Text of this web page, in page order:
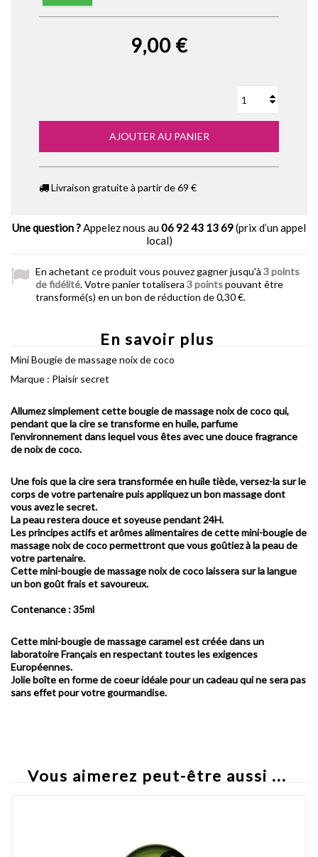
9,00 €
AJOUTER AU PANIER
Livraison gratuite à partir de 69 €
Une question ?Appelez nous au06 92 43 13 69(prix d’un appel
local)
En achetant ce produit vous pouvez gagner jusqu'à 3points
de fidélité. Votre panier totalisera 3pointspouvant être
transformé(s) en un bon de réduction de0,30 €.
En savoir plus
Mini Bougie de massage noix de coco
Marque : Plaisir secret
Allumez simplement cette bougie de massage noix de coco qui,
pendant que la cire se transforme en huile, parfume
l'environnement dans lequel vous êtes avec une douce fragrance
de noix de coco.
Une fois que la cire sera transformée en huile tiède, versez-la sur le
corps de votre partenaire puis appliquez un bon massage dont
vous avez le secret.
La peau restera douce et soyeuse pendant 24H.
Les principes actifs et arômes alimentaires de cettemini-bougie de
massage noix de cocopermettront que vous goûtiez à la peau de
votre partenaire.
Cettemini-bougie de massage noix de cocolaissera sur la langue
un bon goût frais et savoureux.
Contenance : 35ml
Cette mini-bougie de massage caramel est créée dans un
laboratoire Français en respectant toutes les exigences
Européennes.
Jolie boîte en forme de coeur idéale pour un cadeau qui ne sera pas
sans effet pour votre gourmandise.
Vous aimerez peut-être aussi ...